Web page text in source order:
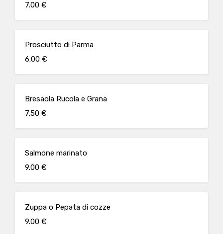
7.00 €
Prosciutto di Parma
6.00 €
Bresaola Rucola e Grana
7.50 €
Salmone marinato
9.00 €
Zuppa o Pepata di cozze
9.00 €